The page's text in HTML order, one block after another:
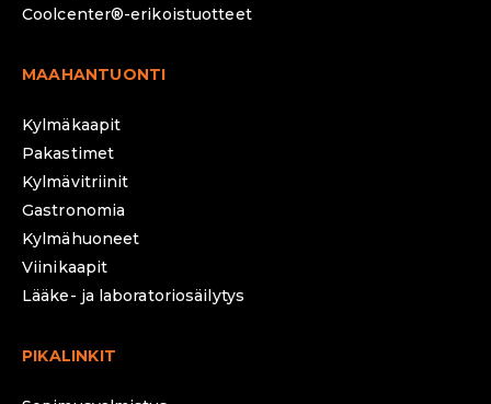
Coolcenter®-erikoistuotteet
MAAHANTUONTI
Kylmäkaapit
Pakastimet
Kylmävitriinit
Gastronomia
Kylmähuoneet
Viinikaapit
Lääke- ja laboratoriosäilytys
PIKALINKIT